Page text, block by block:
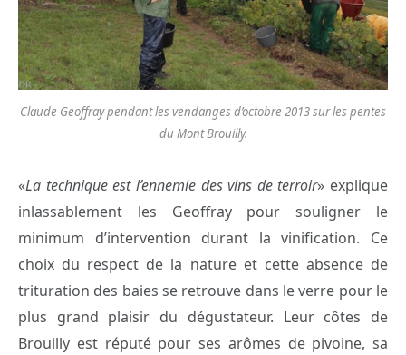
Claude Geoffray pendant les vendanges d’octobre 2013 sur les pentes
du Mont Brouilly.
«La technique est l’ennemie des vins de terroir» explique
inlassablement les Geoffray pour souligner le
minimum d’intervention durant la vinification. Ce
choix du respect de la nature et cette absence de
trituration des baies se retrouve dans le verre pour le
plus grand plaisir du dégustateur. Leur côtes de
Brouilly est réputé pour ses arômes de pivoine, sa